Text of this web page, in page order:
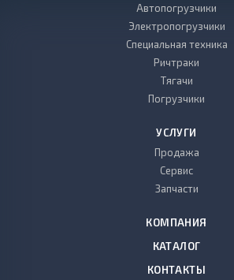
Автопогрузчики
Электропогрузчики
Специальная техника
Ричтраки
Тягачи
Погрузчики
УСЛУГИ
Продажа
Сервис
Запчасти
КОМПАНИЯ
КАТАЛОГ
КОНТАКТЫ